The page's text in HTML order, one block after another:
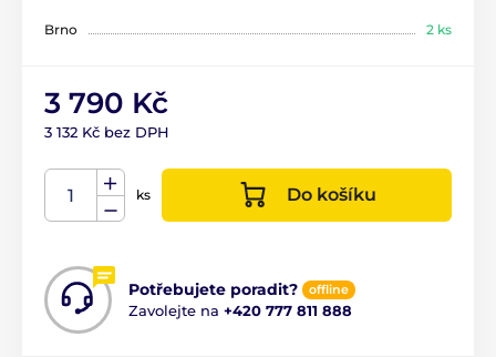
Brno 2 ks
3 790 Kč
3 132 Kč bez DPH
ks Do košíku
Potřebujete poradit? offline
Zavolejte na +420 777 811 888